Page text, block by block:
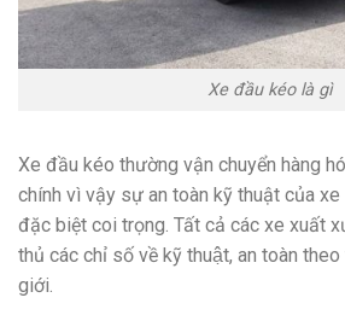
Xe đầu kéo là gì
Xe đầu kéo thường vận chuyển hàng
chính vì vậy sự an toàn kỹ thuật của
đặc biệt coi trọng. Tất cả các xe xuất
thủ các chỉ số về kỹ thuật, an toàn
giới.